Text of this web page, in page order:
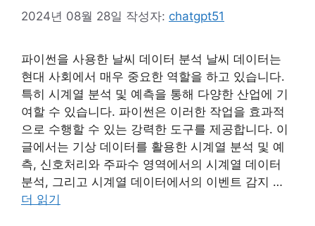
2024년 08월 28일 작성자: chatgpt51
파이썬을 사용한 날씨 데이터 분석 날씨 데이터는
현대 사회에서 매우 중요한 역할을 하고 있습니다.
특히 시계열 분석 및 예측을 통해 다양한 산업에 기
여할 수 있습니다. 파이썬은 이러한 작업을 효과적
으로 수행할 수 있는 강력한 도구를 제공합니다. 이
글에서는 기상 데이터를 활용한 시계열 분석 및 예
측, 신호처리와 주파수 영역에서의 시계열 데이터
분석, 그리고 시계열 데이터에서의 이벤트 감지 …
더 읽기